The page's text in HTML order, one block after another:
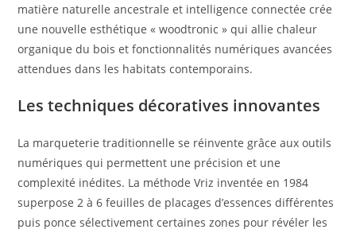
matière naturelle ancestrale et intelligence connectée crée
une nouvelle esthétique « woodtronic » qui allie chaleur
organique du bois et fonctionnalités numériques avancées
attendues dans les habitats contemporains.
Les techniques décoratives innovantes
La marqueterie traditionnelle se réinvente grâce aux outils
numériques qui permettent une précision et une
complexité inédites. La méthode Vriz inventée en 1984
superpose 2 à 6 feuilles de placages d’essences différentes
puis ponce sélectivement certaines zones pour révéler les